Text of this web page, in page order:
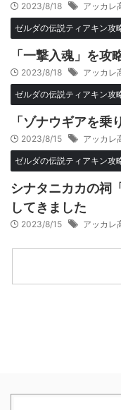
2023/8/18 アッカレ
ゼルダの伝説ティアキン攻
「一撃入魂」を攻
2023/8/18 アッカレ
ゼルダの伝説ティアキン攻
「ゾナウギアを乗
2023/8/15 アッカレ
ゼルダの伝説ティアキン攻
シナタニカカの祠
してきました
2023/8/15 アッカレ